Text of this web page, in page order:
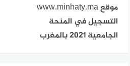
موقع www.minhaty.ma
التسجيل في المنحة
الجامعية 2021 بالمغرب